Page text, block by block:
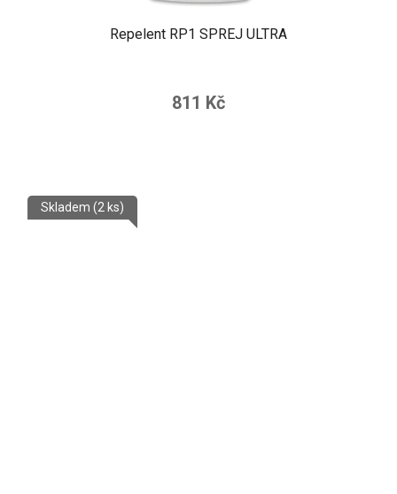
Repelent RP1 SPREJ ULTRA
811 Kč
Skladem (2 ks)